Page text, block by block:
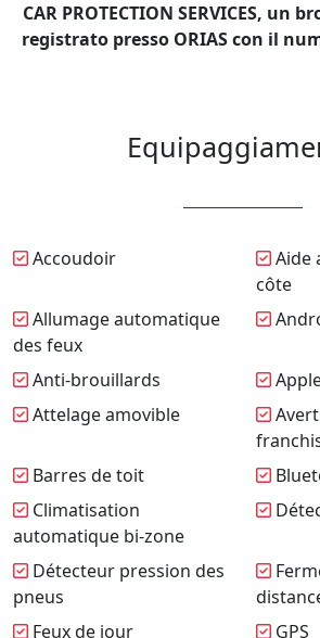
CAR PROTECTION SERVICES, un
registrato presso ORIAS con il
Accoudoir
Aide
côte
Allumage automatique
des feux
Anti-brouillards
Attelage amovible
Barres de toit
Climatisation
automatique bi-zone
Détecteur pression des
pneus
Feux de jour
GPS